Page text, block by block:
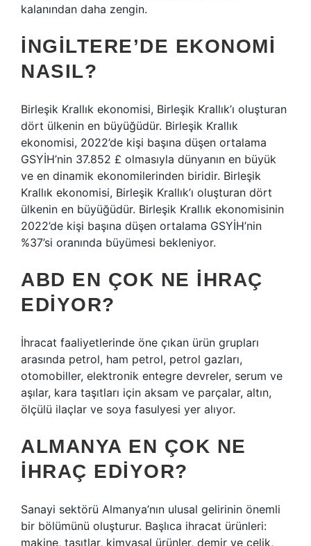
kalanından daha zengin.
İNGILTERE’DE EKONOMI
NASIL?
Birleşik Krallık ekonomisi, Birleşik Krallık’ı oluşturan
dört ülkenin en büyüğüdür. Birleşik Krallık
ekonomisi, 2022’de kişi başına düşen ortalama
GSYİH’nin 37.852 £ olmasıyla dünyanın en büyük
ve en dinamik ekonomilerinden biridir. Birleşik
Krallık ekonomisi, Birleşik Krallık’ı oluşturan dört
ülkenin en büyüğüdür. Birleşik Krallık ekonomisinin
2022’de kişi başına düşen ortalama GSYİH’nin
%37’si oranında büyümesi bekleniyor.
ABD EN ÇOK NE IHRAÇ
EDIYOR?
İhracat faaliyetlerinde öne çıkan ürün grupları
arasında petrol, ham petrol, petrol gazları,
otomobiller, elektronik entegre devreler, serum ve
aşılar, kara taşıtları için aksam ve parçalar, altın,
ölçülü ilaçlar ve soya fasulyesi yer alıyor.
ALMANYA EN ÇOK NE
IHRAÇ EDIYOR?
Sanayi sektörü Almanya’nın ulusal gelirinin önemli
bir bölümünü oluşturur. Başlıca ihracat ürünleri:
makine, taşıtlar, kimyasal ürünler, demir ve çelik,